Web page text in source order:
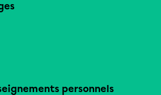
personnels